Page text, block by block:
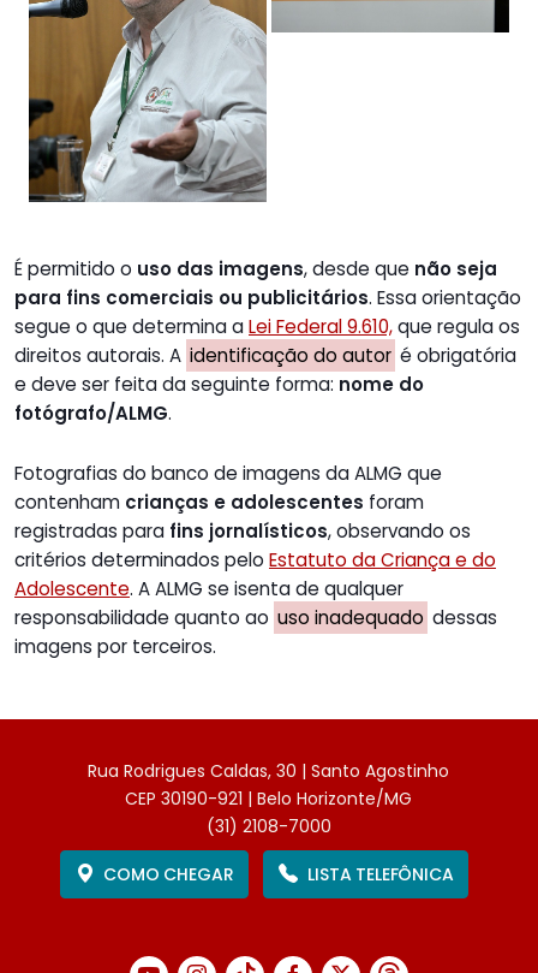
É permitido o uso das imagens, desde que não seja
para fins comerciais ou publicitários. Essa orientação
segue o que determina aLei Federal 9.610,que regula os
direitos autorais. A identificação do autor é obrigatória
e deve ser feita da seguinte forma: nome do
fotógrafo/ALMG.
Fotografias do banco de imagens da ALMG que
contenham crianças e adolescentes foram
registradas para fins jornalísticos, observando os
critérios determinados pelo Estatuto da Criança e do
Adolescente. A ALMG se isenta de qualquer
responsabilidade quanto ao uso inadequado dessas
imagens por terceiros.
Rua Rodrigues Caldas, 30 | Santo Agostinho
CEP 30190-921 | Belo Horizonte/MG
(31) 2108-7000
COMO CHEGAR
LISTA TELEFÔNICA